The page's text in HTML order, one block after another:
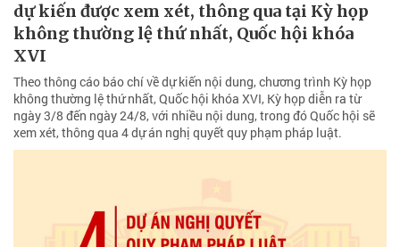
dự kiến được xem xét, thông qua tại Kỳ họp
không thường lệ thứ nhất, Quốc hội khóa
XVI
Theo thông cáo báo chí về dự kiến nội dung, chương trình Kỳ họp
không thường lệ thứ nhất, Quốc hội khóa XVI, Kỳ họp diễn ra từ
ngày 3/8 đến ngày 24/8, với nhiều nội dung, trong đó Quốc hội sẽ
xem xét, thông qua 4 dự án nghị quyết quy phạm pháp luật.